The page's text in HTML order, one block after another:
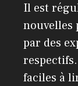
Il est
nouvelles
par des
faciles à